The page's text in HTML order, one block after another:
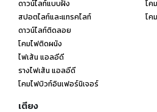
ดาวน์ไลท์แบบฝัง
สปอตไลท์และแทรคไลท์
ดาวน์ไลท์ติดลอย
โคมไฟติดผนัง
ไฟเส้น แอลอีดี
รางไฟเส้น แอลอีดี
โคมไฟบิวท์อินเฟอร์นิเจอร์
โค
โค
เตียง